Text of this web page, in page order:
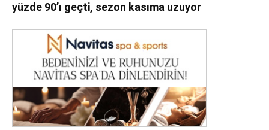
yüzde 90’ı geçti, sezon kasıma uzuyor